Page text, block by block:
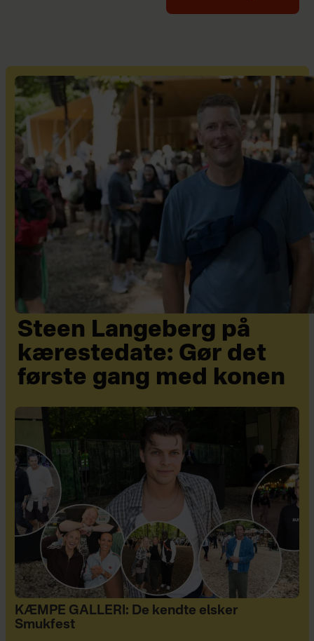
Steen Langeberg på
kærestedate: Gør det
første gang med konen
KÆMPE GALLERI: De kendte elsker
Smukfest